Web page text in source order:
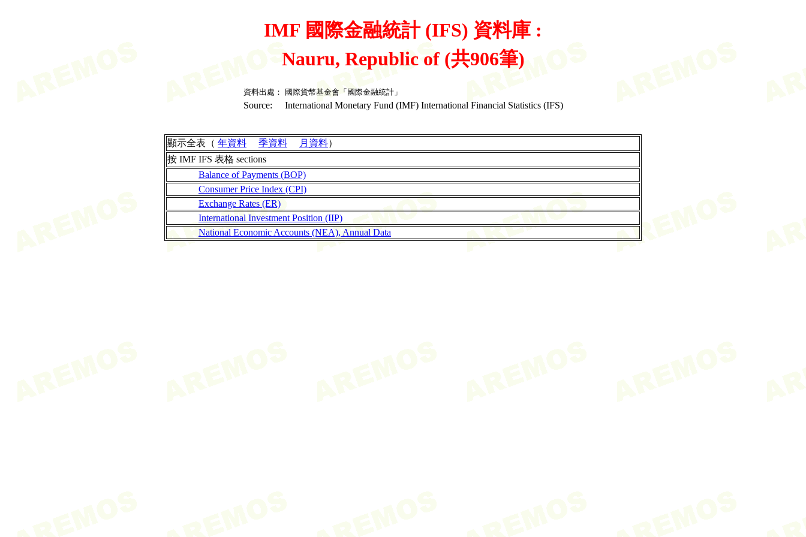
IMF 國際金融統計 (IFS) 資料庫 :
Nauru, Republic of (共906筆)
資料出處： 國際貨幣基金會「國際金融統計」
Source: International Monetary Fund (IMF) International Financial Statistics (IFS)
顯示全表（ 年資料 季資料 月資料）
按 IMF IFS 表格 sections
Balance of Payments (BOP)
Consumer Price Index (CPI)
Exchange Rates (ER)
International Investment Position (IIP)
National Economic Accounts (NEA), Annual Data